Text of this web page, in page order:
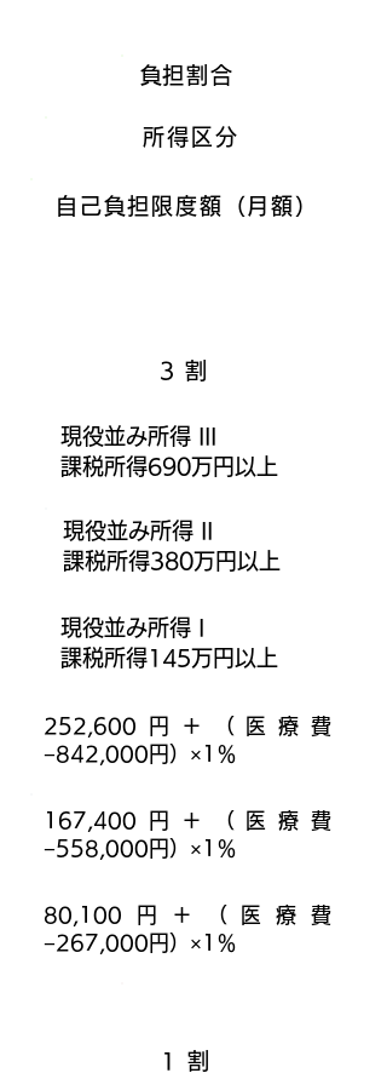
​負担割合
所得区分
自己負担限度額（月額）
​3割
現役並み所得 III
課税所得690万円以上
現役並み所得 II
課税所得380万円以上
現役並み所得 I
課税所得145万円以上
252,600円＋（医療費
−842,000円）×1％
167,400円＋（医療費
−558,000円）×1％
80,100円＋（医療費
−267,000円）×1％
​1 割